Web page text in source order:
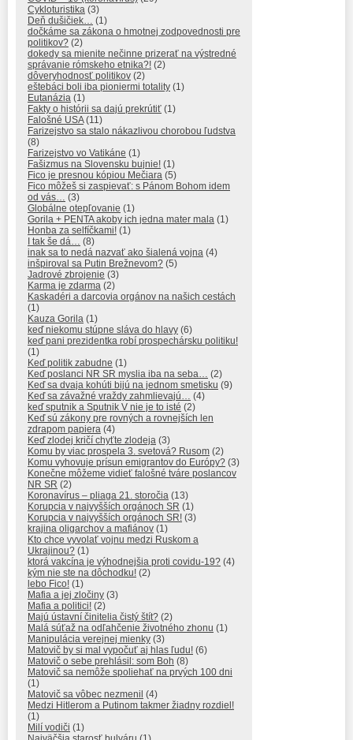
Cykloturistika (3)
Deň dušičiek… (1)
dočkáme sa zákona o hmotnej zodpovednosti pre
politikov? (2)
dokedy sa mienite nečinne prizerať na výstredné
správanie rómskeho etnika?! (2)
dôveryhodnosť politikov (2)
eštebáci boli iba pioniermi totality (1)
Eutanázia (1)
Fakty o histórii sa dajú prekrútiť (1)
Falošné USA(11)
Farizejstvo sa stalo nákazlivou chorobou ľudstva
(8)
Farizejstvo vo Vatikáne (1)
Fašizmus na Slovensku bujnie! (1)
Fico je presnou kópiou Mečiara (5)
Fico môžeš si zaspievať: s Pánom Bohom idem
od vás… (3)
Globálne otepľovanie (1)
Gorila + PENTA akoby ich jedna mater mala (1)
Honba za selfíčkami! (1)
I tak še dá… (8)
inak sa to nedá nazvať ako šialená vojna (4)
inšpiroval sa Putin Brežnevom? (5)
Jadrové zbrojenie (3)
Karma je zdarma (2)
Kaskadéri a darcovia orgánov na našich cestách
(1)
Kauza Gorila (1)
keď niekomu stúpne sláva do hlavy (6)
keď pani prezidentka robí prospechársku politiku!
(1)
Keď politik zabudne (1)
Keď poslanci NR SR myslia iba na seba… (2)
Keď sa dvaja kohúti bijú na jednom smetisku (9)
Keď sa závažné vraždy zahmlievajú… (4)
keď sputnik a Sputnik V nie je to isté (2)
Keď sú zákony pre rovných a rovnejších len
zdrapom papiera (4)
Keď zlodej kričí chyťte zlodeja (3)
Komu by viac prospela 3. svetová? Rusom (2)
Komu vyhovuje prísun emigrantov do Európy? (3)
Konečne môžeme vidieť falošné tváre poslancov
NR SR (2)
Koronavírus – pliaga 21. storočia (13)
Korupcia v najvyšších orgánoch SR (1)
Korupcia v najvyšších orgánoch SR! (3)
krajina oligarchov a mafiánov (1)
Kto chce vyvolať vojnu medzi Ruskom a
Ukrajinou? (1)
ktorá vakcína je výhodnejšia proti covidu-19? (4)
kým nie ste na dôchodku! (2)
lebo Fico! (1)
Mafia a jej zločiny (3)
Mafia a politici! (2)
Majú ústavní činitelia čistý štít? (2)
Malá súťaž na odľahčenie životného zhonu (1)
Manipulácia verejnej mienky (3)
Matovič by si mal vypočuť aj hlas ľudu! (6)
Matovič o sebe prehlásil: som Boh (8)
Matovič sa nemôže spoliehať na prvých 100 dni
(1)
Matovič sa vôbec nezmenil (4)
Medzi Hitlerom a Putinom takmer žiadny rozdiel!
(1)
Milí vodiči (1)